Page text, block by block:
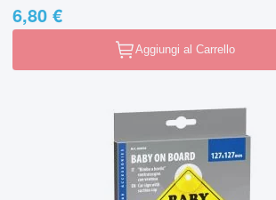
6,80 €
Aggiungi al Carrello